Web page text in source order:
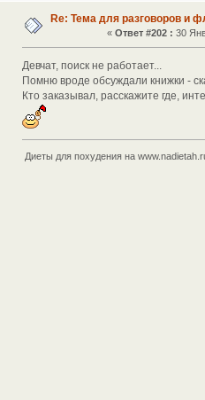
Re: Тема для разговоров и
« Ответ #202 : 30
Девчат, поиск не работает...
Помню вроде обсуждали книжки -
Кто заказывал, расскажите где,
Диеты для похудения на